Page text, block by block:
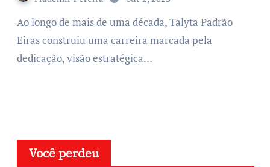
Ao longo de mais de uma década, Talyta Padrão
Eiras construiu uma carreira marcada pela
dedicação, visão estratégica…
Você perdeu